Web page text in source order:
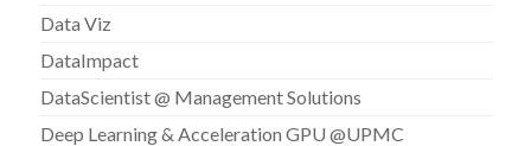
Data Viz
DataImpact
DataScientist @ Management Solutions
Deep Learning & Acceleration GPU @UPMC